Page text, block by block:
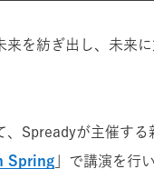
を紡ぎ出し、未来
Spreadyが主催する
Spring 」で講演を行